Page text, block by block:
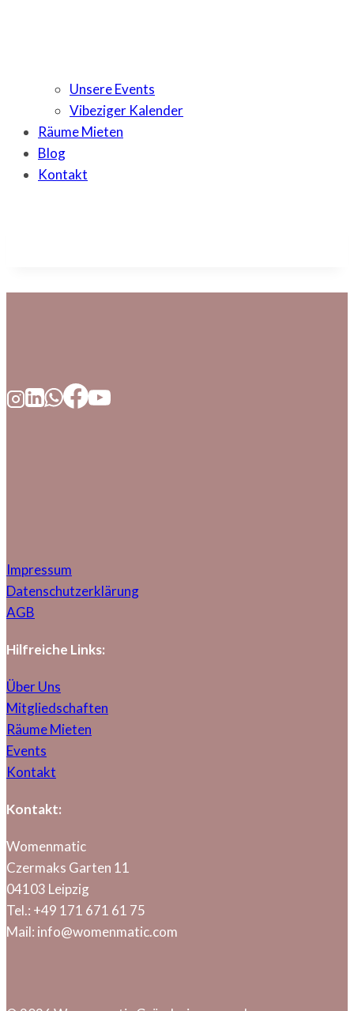
Unsere Events
Vibeziger Kalender
Räume Mieten
Blog
Kontakt
Impressum
Datenschutzerklärung
AGB
Hilfreiche Links:
Über Uns
Mitgliedschaften
Räume Mieten
Events
Kontakt
Kontakt:
Womenmatic
Czermaks Garten 11
04103 Leipzig
Tel.: +49 171 671 61 75
Mail: info@womenmatic.com